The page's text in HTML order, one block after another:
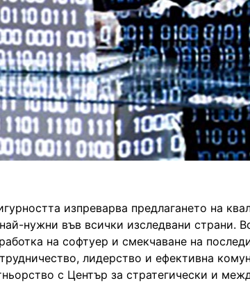
изпреварва предлагането на
нужни във всички изследвани страни.
на софтуер и смекчаване на
лидерство и ефективна
с Център за стратегически и